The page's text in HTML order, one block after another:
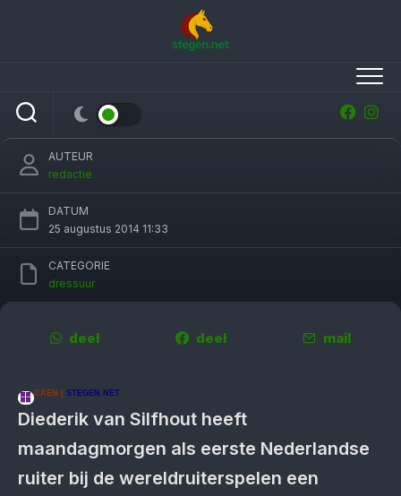
WEG: Diederik van Silfhout levert topprestatie
met hengst Arlando
AUTEUR
redactie
DATUM
25 augustus 2014 11:33
CATEGORIE
dressuur
deel deel mail
CAEN | STEGEN.NET
Diederik van Silfhout heeft
maandagmorgen als eerste Nederlandse
ruiter bij de wereldruiterspelen een